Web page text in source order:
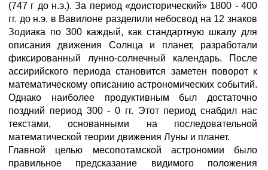
(747 г до н.э.). За период «доисторический» 1800 - 400
гг. до н.э. в Вавилоне разделили небосвод на 12 знаков
Зодиака по 300 каждый, как стандартную шкалу для
описания движения Солнца и планет, разработали
фиксированный лунно-солнечный календарь. После
ассирийского периода становится заметен поворот к
математическому описанию астрономических событий.
Однако наиболее продуктивным был достаточно
поздний период 300 - 0 гг. Этот период снабдил нас
текстами, основанными на последовательной
математической теории движения Луны и планет.
Главной целью месопотамской астрономии было
правильное предсказание видимого положения